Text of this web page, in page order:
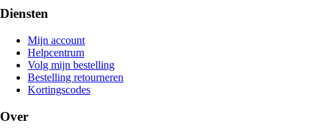
Diensten
Mijn account
Helpcentrum
Volg mijn bestelling
Bestelling retourneren
Kortingscodes
Over